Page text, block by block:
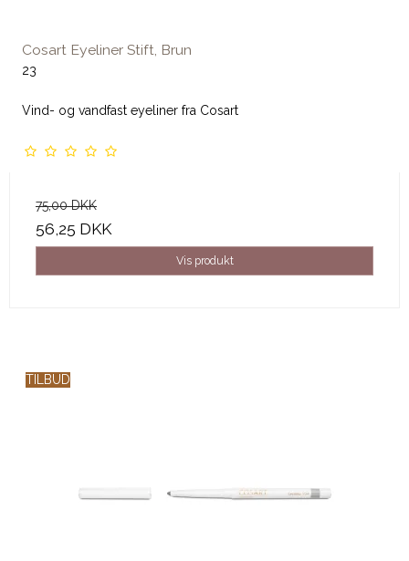
Cosart Eyeliner Stift, Brun
23
Vind- og vandfast eyeliner fra Cosart
75,00 DKK
56,25 DKK
Vis produkt
TILBUD